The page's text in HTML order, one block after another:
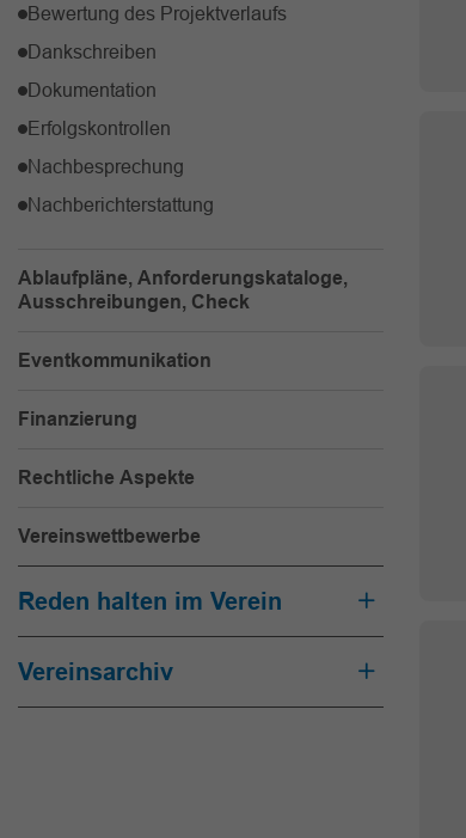
Bewertung des Projektverlaufs
Dankschreiben
Dokumentation
Erfolgskontrollen
Nachbesprechung
Nachberichterstattung
Ablaufpläne, Anforderungskataloge,
Ausschreibungen, Check
Eventkommunikation
Finanzierung
Rechtliche Aspekte
Vereinswettbewerbe
Reden halten im Verein
Vereinsarchiv